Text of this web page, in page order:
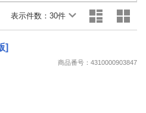
表示件数： 30件
]
商品番号：4310000903847